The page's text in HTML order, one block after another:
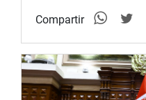
“Es una medida positiva
telecomunicaciones que
familiares con cobros
La parlamentaria
Osiptel a intervenir en la
Compartir